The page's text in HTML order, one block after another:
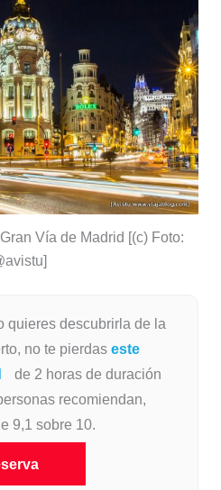
Vía de Madrid [(c) Foto:
quieres descubrirla de la
no te pierdas este
de 2 horas de duración
recomiendan,
9,1 sobre 10.